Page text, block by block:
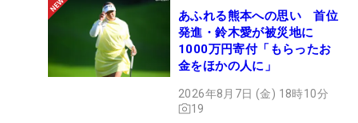
あふれる熊本への思い 首位
発進・鈴木愛が被災地に
1000万円寄付「もらったお
金をほかの人に」
2026年8月7日 (金) 18時10分
19